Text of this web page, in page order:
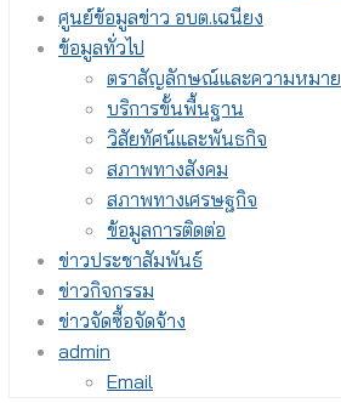
ศูนย์ข้อมูลข่าว อบต.เฉนียง
ข้อมูลทั่วไป
ตราสัญลักษณ์และความหมาย
บริการขั้นพื้นฐาน
วิสัยทัศน์และพันธกิจ
สภาพทางสังคม
สภาพทางเศรษฐกิจ
ข้อมูลการติดต่อ
ข่าวประชาสัมพันธ์
ข่าวกิจกรรม
ข่าวจัดซื้อจัดจ้าง
admin
Email